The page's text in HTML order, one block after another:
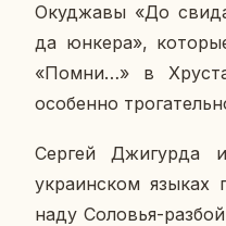
Окуд­жа­вы «До
да юнкера»,
«Помни…» в
осо­бен­но
Сергей Джи­гур­да
укра­ин­ском языках
на­ду Со­ло­вья-